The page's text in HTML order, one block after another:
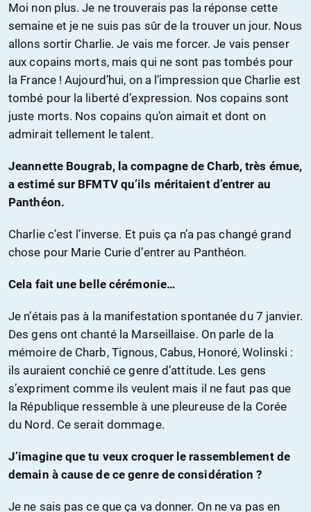
Moi non plus. Je ne trouverais pas la réponse cette
semaine et je ne suis pas sûr de la trouver un jour. Nous
allons sortir Charlie. Je vais me forcer. Je vais penser
aux copains morts, mais qui ne sont pas tombés pour
la France ! Aujourd’hui, on a l’impression que Charlie est
tombé pour la liberté d’expression. Nos copains sont
juste morts. Nos copains qu’on aimait et dont on
admirait tellement le talent.
Jeannette Bougrab, la compagne de Charb, très émue,
a estimé sur BFMTV qu’ils méritaient d’entrer au
Panthéon.
Charlie c’est l’inverse. Et puis ça n’a pas changé grand
chose pour Marie Curie d’entrer au Panthéon.
Cela fait une belle cérémonie…
Je n’étais pas à la manifestation spontanée du 7 janvier.
Des gens ont chanté la Marseillaise. On parle de la
mémoire de Charb, Tignous, Cabus, Honoré, Wolinski :
ils auraient conchié ce genre d’attitude. Les gens
s’expriment comme ils veulent mais il ne faut pas que
la République ressemble à une pleureuse de la Corée
du Nord. Ce serait dommage.
J’imagine que tu veux croquer le rassemblement de
demain à cause de ce genre de considération ?
Je ne sais pas ce que ça va donner. On ne va pas en